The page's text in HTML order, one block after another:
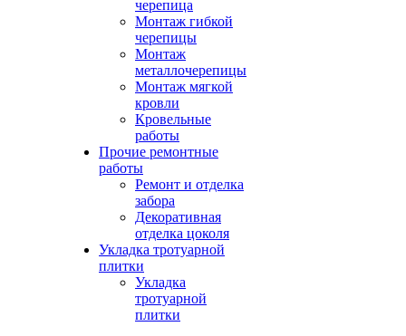
черепица
Монтаж гибкой
черепицы
Монтаж
металлочерепицы
Монтаж мягкой
кровли
Кровельные
работы
Прочие ремонтные
работы
Ремонт и отделка
забора
Декоративная
отделка цоколя
Укладка тротуарной
плитки
Укладка
тротуарной
плитки